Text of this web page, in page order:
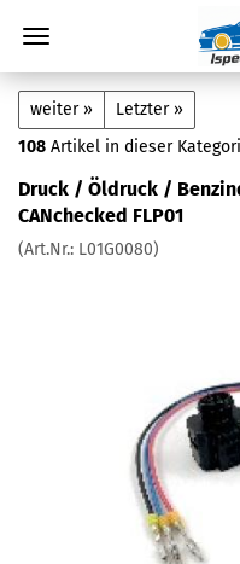
weiter »
Letzter »
108 Artikel in dieser
Druck / Öldruck /
CANchecked FLP01
(Art.Nr.: L01G0080)